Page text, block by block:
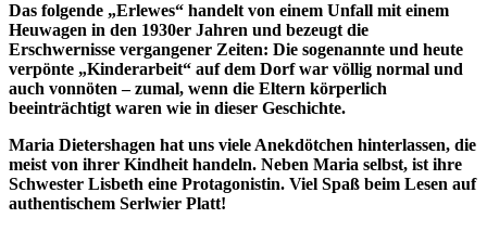
Das folgende „Erlewes“ handelt von einem Unfall mit einem
Heuwagen in den 1930er Jahren und bezeugt die
Erschwernisse vergangener Zeiten: Die sogenannte und heute
verpönte „Kinderarbeit“ auf dem Dorf war völlig normal und
auch vonnöten – zumal, wenn die Eltern körperlich
beeinträchtigt waren wie in dieser Geschichte.
Maria Dietershagen hat uns viele Anekdötchen hinterlassen, die
meist von ihrer Kindheit handeln. Neben Maria selbst, ist ihre
Schwester Lisbeth eine Protagonistin. Viel Spaß beim Lesen auf
authentischem Serlwier Platt!